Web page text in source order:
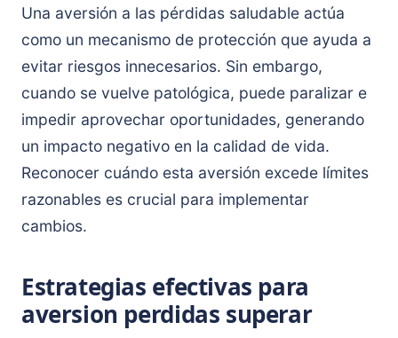
Una aversión a las pérdidas saludable actúa
como un mecanismo de protección que ayuda a
evitar riesgos innecesarios. Sin embargo,
cuando se vuelve patológica, puede paralizar e
impedir aprovechar oportunidades, generando
un impacto negativo en la calidad de vida.
Reconocer cuándo esta aversión excede límites
razonables es crucial para implementar
cambios.
Estrategias efectivas para
aversion perdidas superar